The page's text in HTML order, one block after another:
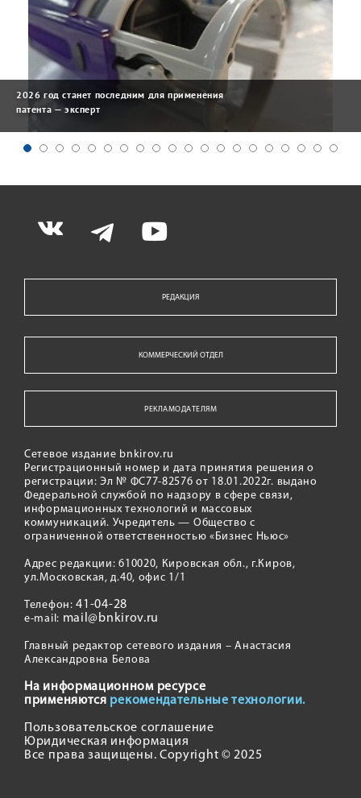
2026 год станет последним для применения
патента — эксперт
РЕДАКЦИЯ
КОММЕРЧЕСКИЙ ОТДЕЛ
РЕКЛАМОДАТЕЛЯМ
Сетевое издание bnkirov.ru
Регистрационный номер и дата принятия решения о
регистрации: Эл № ФС77-82576 от 18.01.2022г. выдано
Федеральной службой по надзору в сфере связи,
информационных технологий и массовых
коммуникаций. Учредитель — Общество с
ограниченной ответственностью «Бизнес Ньюс»
Адрес редакции: 610020, Кировская обл., г.Киров,
ул.Московская, д.40, офис 1/1
Телефон:41-04-28
e-mail: mail@bnkirov.ru
Главный редактор сетевого издания – Анастасия
Александровна Белова
На информационном ресурсе
применяются рекомендательные технологии.
Пользовательское соглашение
Юридическая информация
Все права защищены. Copyright © 2025